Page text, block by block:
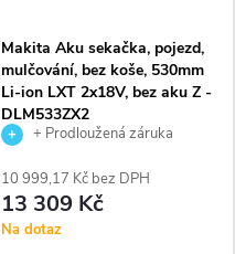
Makita Aku sekačka, pojezd,
mulčování, bez koše, 530mm
Li-ion LXT 2x18V, bez aku Z -
DLM533ZX2
+ Prodloužená záruka
10 999,17 Kč bez DPH
13 309 Kč
Na dotaz